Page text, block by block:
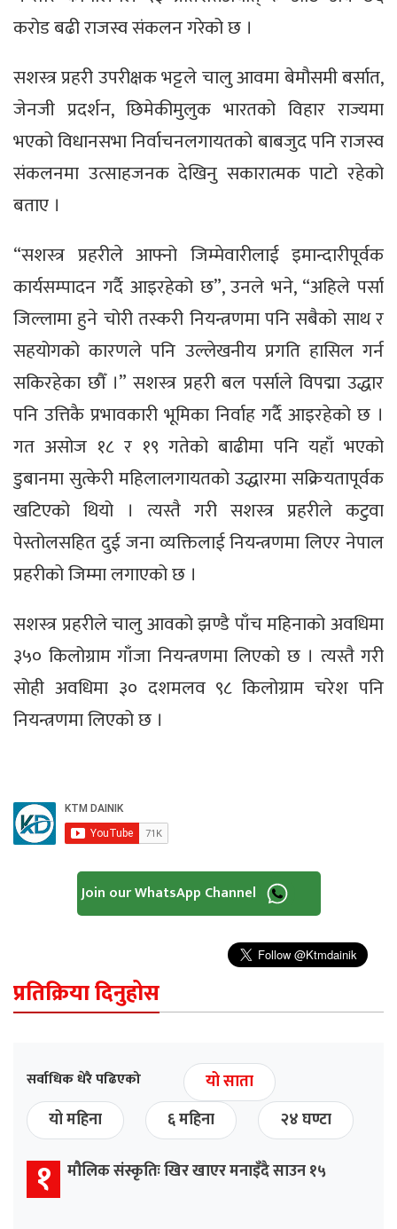
करोड बढी राजस्व संकलन गरेको छ ।
सशस्त्र प्रहरी उपरीक्षक भट्टले चालु आवमा बेमौसमी बर्सात,
जेनजी प्रदर्शन, छिमेकीमुलुक भारतको विहार राज्यमा
भएको विधानसभा निर्वाचनलगायतको बाबजुद पनि राजस्व
संकलनमा उत्साहजनक देखिनु सकारात्मक पाटो रहेको
बताए ।
“सशस्त्र प्रहरीले आफ्नो जिम्मेवारीलाई इमान्दारीपूर्वक
कार्यसम्पादन गर्दै आइरहेको छ”, उनले भने, “अहिले पर्सा
जिल्लामा हुने चोरी तस्करी नियन्त्रणमा पनि सबैको साथ र
सहयोगको कारणले पनि उल्लेखनीय प्रगति हासिल गर्न
सकिरहेका छौँ ।” सशस्त्र प्रहरी बल पर्साले विपद्मा उद्धार
पनि उत्तिकै प्रभावकारी भूमिका निर्वाह गर्दै आइरहेको छ ।
गत असोज १८ र १९ गतेको बाढीमा पनि यहाँ भएको
डुबानमा सुत्केरी महिलालगायतको उद्धारमा सक्रियतापूर्वक
खटिएको थियो । त्यस्तै गरी सशस्त्र प्रहरीले कटुवा
पेस्तोलसहित दुई जना व्यक्तिलाई नियन्त्रणमा लिएर नेपाल
प्रहरीको जिम्मा लगाएको छ ।
सशस्त्र प्रहरीले चालु आवको झण्डै पाँच महिनाको अवधिमा
३५० किलोग्राम गाँजा नियन्त्रणमा लिएको छ । त्यस्तै गरी
सोही अवधिमा ३० दशमलव ९८ किलोग्राम चरेश पनि
नियन्त्रणमा लिएको छ ।
Join our WhatsApp Channel
प्रतिक्रिया दिनुहोस
सर्वाधिक धेरै पढिएको
यो साता
यो महिना
६ महिना २४ घण्टा
१ मौलिक संस्कृतिः खिर खाएर मनाइँदै साउन १५